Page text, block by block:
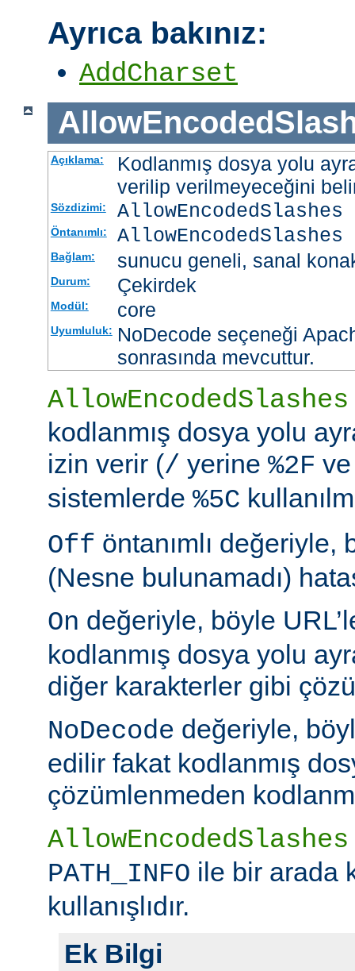
Ayrıca bakınız:
AddCharset
Açıklama:
Kodlanmış dosya yolu
verilip verilmeyeceğini
Sözdizimi: AllowEncodedSlashes
Öntanımlı:
Bağlam: sunucu geneli, sanal
Durum: Çekirdek
Modül: core
Uyumluluk: NoDecode seçeneği
sonrasında mevcuttur.
AllowEncodedSlashes
kodlanmış dosya yolu
izin verir (/ yerine %2F
sistemlerde %5C
Off öntanımlı değeriyle,
(Nesne bulunamadı)
On değeriyle, böyle
kodlanmış dosya yolu
diğer karakterler gibi
NoDecode değeriyle,
edilir fakat kodlanmış
çözümlenmeden
AllowEncodedSlashes
PATH_INFO ile bir arada
kullanışlıdır.
Ek Bilgi